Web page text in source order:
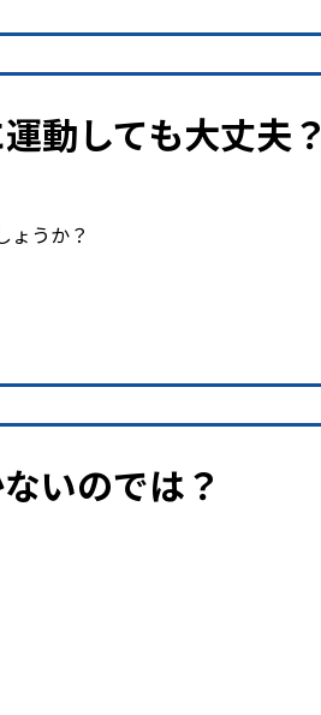
動しても大丈夫？
ょうか？
いのでは？